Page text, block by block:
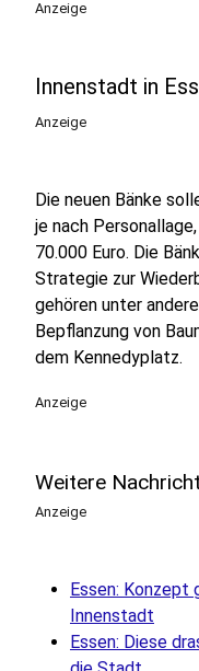
Anzeige
Innenstadt in
Anzeige
Die neuen Bänke
je nach
70.000 Euro. Die
Strategie zur
gehören unter
Bepflanzung von
dem Kennedyplatz.
Anzeige
Weitere
Anzeige
Essen: Konzept
Innenstadt
Essen: Diese